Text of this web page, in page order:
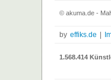
© akuma.de -
by effiks.de
1.568.414